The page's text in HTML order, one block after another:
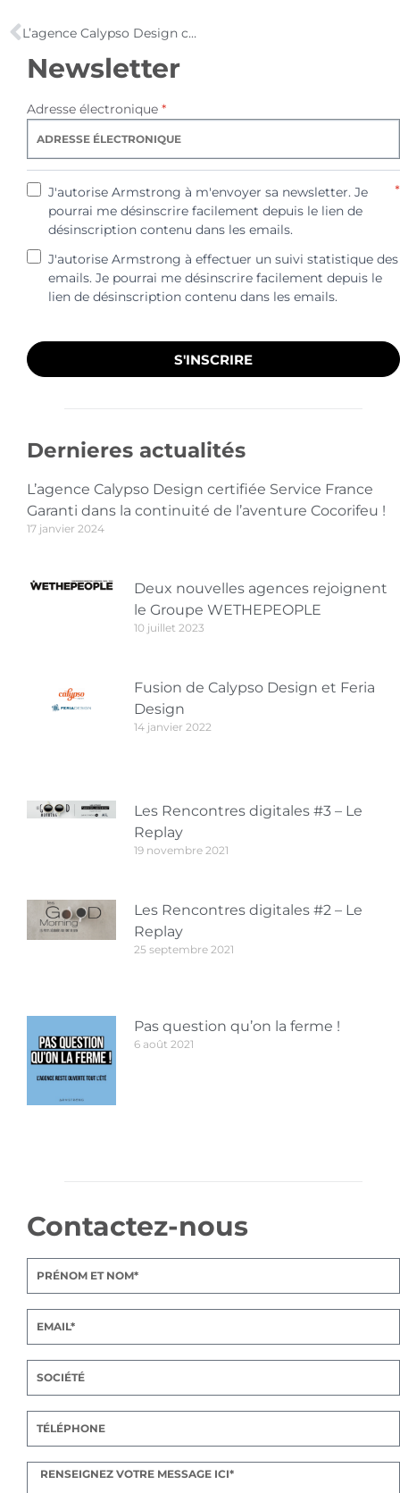
L’agence Calypso Design certifiée Service France Garanti dans la continuité de l’aventure Cocorifeu !
Newsletter
Adresse électronique *
J'autorise Armstrong à m'envoyer sa newsletter. Je
pourrai me désinscrire facilement depuis le lien de
désinscription contenu dans les emails.
*
J'autorise Armstrong à effectuer un suivi statistique des
emails. Je pourrai me désinscrire facilement depuis le
lien de désinscription contenu dans les emails.
S'INSCRIRE
Dernieres actualités
L’agence Calypso Design certifiée Service France
Garanti dans la continuité de l’aventure Cocorifeu !
17 janvier 2024
Deux nouvelles agences rejoignent
le Groupe WETHEPEOPLE
10 juillet 2023
Fusion de Calypso Design et Feria
Design
14 janvier 2022
Les Rencontres digitales #3 – Le
Replay
19 novembre 2021
Les Rencontres digitales #2 – Le
Replay
25 septembre 2021
Pas question qu’on la ferme !
6 août 2021
Contactez-nous